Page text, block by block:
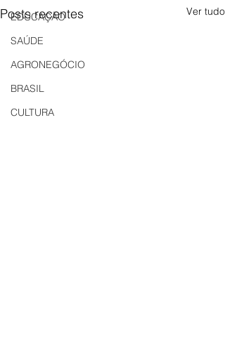
EDUCAÇÃO
SAÚDE
AGRONEGÓCIO
BRASIL
CULTURA
Posts recentes Ver tudo